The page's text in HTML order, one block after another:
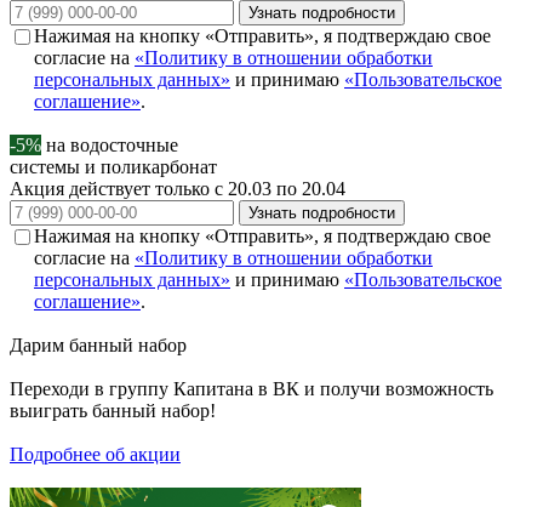
Узнать подробности
Нажимая на кнопку «Отправить», я подтверждаю свое
согласие на «Политику в отношении обработки
персональных данных» и принимаю «Пользовательское
соглашение».
-5% на водосточные
системы и поликарбонат
Акция действует только с 20.03 по 20.04
Узнать подробности
Нажимая на кнопку «Отправить», я подтверждаю свое
согласие на «Политику в отношении обработки
персональных данных» и принимаю «Пользовательское
соглашение».
Дарим банный набор
Переходи в группу Капитана в ВК и получи возможность
выиграть банный набор!
Подробнее об акции